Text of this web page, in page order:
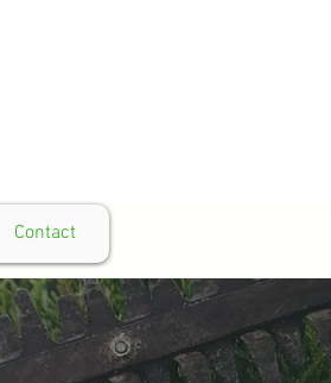
Contact